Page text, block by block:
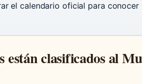
el calendario oficial para conocer
están clasificados al